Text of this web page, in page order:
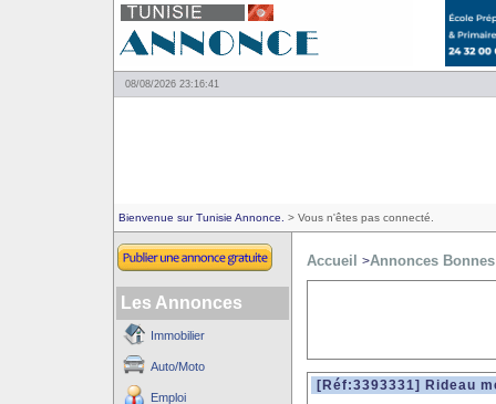
08/08/2026 23:16:41
Bienvenue sur Tunisie Annonce. > Vous n'êtes pas connecté.
Les Annonces
Immobilier
Auto/Moto
Emploi
Accueil >Annonces
[Réf:3393331] Rideau